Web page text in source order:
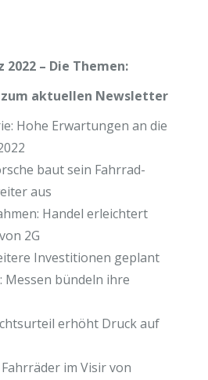
– Die Themen:
zum aktuellen Newsletter
Hohe Erwartungen an die
baut sein Fahrrad-
aus
Handel erleichtert
2G
Investitionen geplant
bündeln ihre
erhöht Druck auf
im Visir von